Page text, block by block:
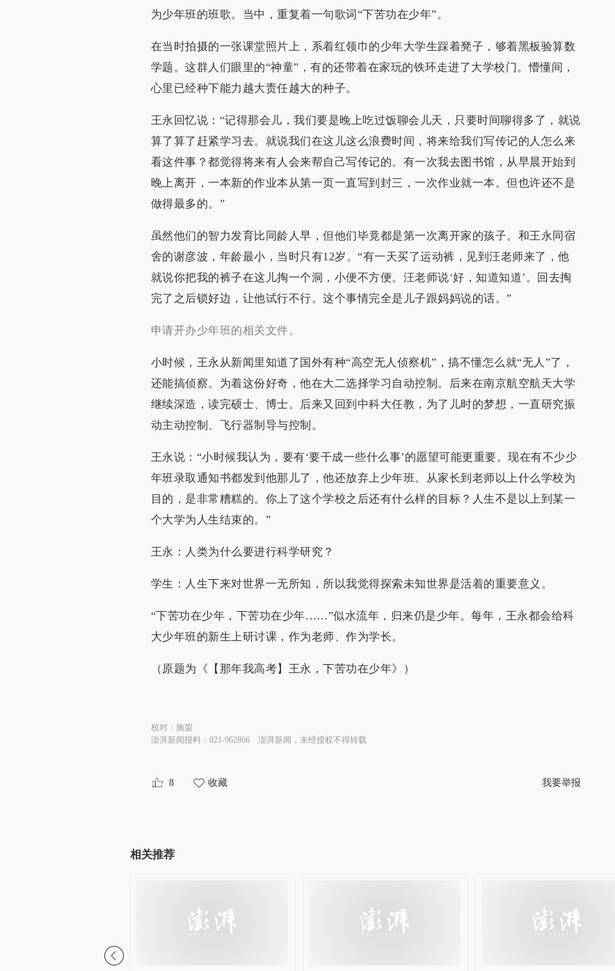
为少年班的班歌。当中，重复着一句歌词“下苦功在少年”。
在当时拍摄的一张课堂照片上，系着红领巾的少年大学生踩着凳子，够着黑板验算数
学题。这群人们眼里的“神童”，有的还带着在家玩的铁环走进了大学校门。懵懂间，
心里已经种下能力越大责任越大的种子。
王永回忆说：“记得那会儿，我们要是晚上吃过饭聊会儿天，只要时间聊得多了，就说
算了算了赶紧学习去。就说我们在这儿这么浪费时间，将来给我们写传记的人怎么来
看这件事？都觉得将来有人会来帮自己写传记的。有一次我去图书馆，从早晨开始到
晚上离开，一本新的作业本从第一页一直写到封三，一次作业就一本。但也许还不是
做得最多的。”
虽然他们的智力发育比同龄人早，但他们毕竟都是第一次离开家的孩子。和王永同宿
舍的谢彦波，年龄最小，当时只有12岁。“有一天买了运动裤，见到汪老师来了，他
就说你把我的裤子在这儿掏一个洞，小便不方便。汪老师说‘好，知道知道’。回去掏
完了之后锁好边，让他试行不行。这个事情完全是儿子跟妈妈说的话。”
申请开办少年班的相关文件。
小时候，王永从新闻里知道了国外有种“高空无人侦察机”，搞不懂怎么就“无人”了，
还能搞侦察。为着这份好奇，他在大二选择学习自动控制。后来在南京航空航天大学
继续深造，读完硕士、博士。后来又回到中科大任教，为了儿时的梦想，一直研究振
动主动控制、飞行器制导与控制。
王永说：“小时候我认为，要有‘要干成一些什么事’的愿望可能更重要。现在有不少少
年班录取通知书都发到他那儿了，他还放弃上少年班。从家长到老师以上什么学校为
目的，是非常糟糕的。你上了这个学校之后还有什么样的目标？人生不是以上到某一
个大学为人生结束的。”
王永：人类为什么要进行科学研究？
学生：人生下来对世界一无所知，所以我觉得探索未知世界是活着的重要意义。
“下苦功在少年，下苦功在少年……”似水流年，归来仍是少年。每年，王永都会给科
大少年班的新生上研讨课，作为老师、作为学长。
（原题为《【那年我高考】王永，下苦功在少年》）
校对： 施鋆
澎湃新闻报料：021-962866
澎湃新闻，未经授权不得转载
8 收藏 我要举报
相关推荐